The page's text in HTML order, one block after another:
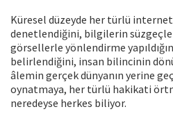
Küresel düzeyde her türlü
denetlendiğini, bilgilerin
görsellerle yönlendirme
belirlendiğini, insan bilincinin
âlemin gerçek dünyanın yerine
oynatmaya, her türlü hakikati
neredeyse herkes biliyor.